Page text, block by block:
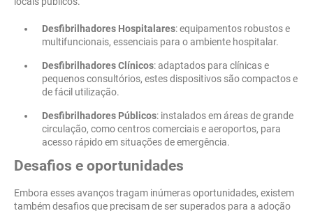
Desfibrilhadores Hospitalares: equipamentos robustos e
multifuncionais, essenciais para o ambiente hospitalar.
Desfibrilhadores Clínicos: adaptados para clínicas e
pequenos consultórios, estes dispositivos são compactos e
de fácil utilização.
Desfibrilhadores Públicos: instalados em áreas de grande
circulação, como centros comerciais e aeroportos, para
acesso rápido em situações de emergência.
Desafios e oportunidades
Embora esses avanços tragam inúmeras oportunidades, existem
também desafios que precisam de ser superados para a adoção